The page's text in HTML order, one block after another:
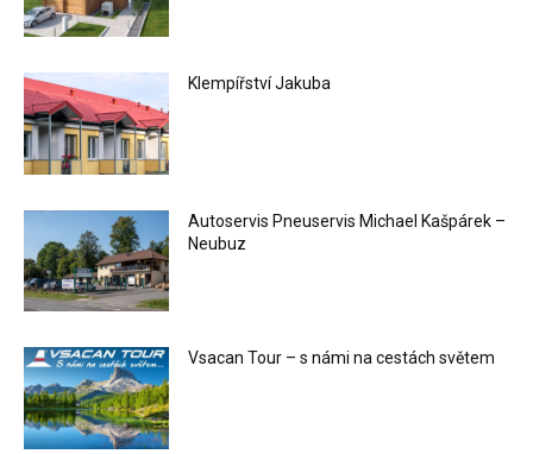
Klempířství Jakuba
Autoservis Pneuservis Michael Kašpárek –
Neubuz
Vsacan Tour – s námi na cestách světem